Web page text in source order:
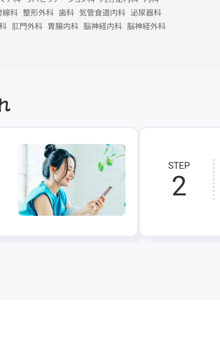
線科 整形外科 歯科 気管食道内科 泌尿器科
肛門外科 胃腸内科 脳神経内科 脳神経外科
STEP
2